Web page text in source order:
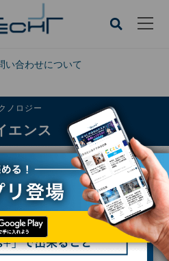
い合わせについて
ノロジー
エンス
ス
- 大阪公大が無侵襲手術の臨床研究開始
がんを破砕！ - 大阪公
研究開始